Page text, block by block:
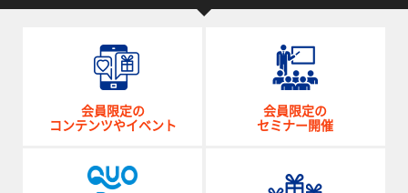
会員限定の
コンテンツやイベント
会員限定の
セミナー開催